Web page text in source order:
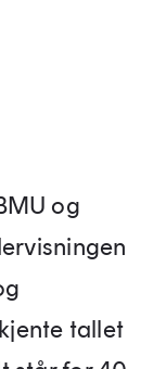
og
tallet